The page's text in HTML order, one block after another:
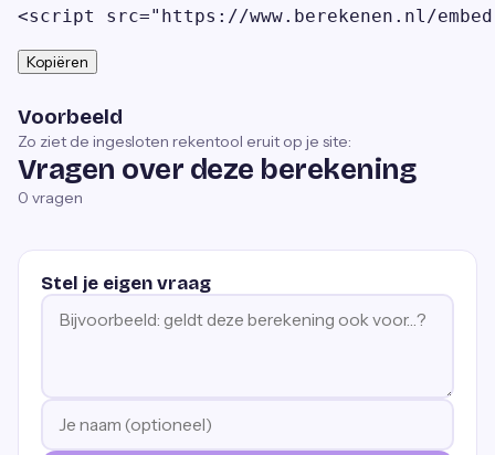
<script src="https://www.berekenen.nl/
Kopiëren
Voorbeeld
Zo ziet de ingesloten rekentool eruit op je site:
Vragen over deze berekening
0 vragen
Stel je eigen vraag